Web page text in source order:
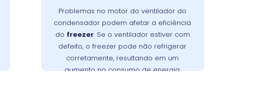
Problemas no motor do ventilador do
condensador podem afetar a eficiência
do freezer. Se o ventilador estiver com
defeito, o freezer pode não refrigerar
corretamente, resultando em um
aumento no consumo de energia.
Wandertec
substituições de motores defeituosos,
assegurando que seu